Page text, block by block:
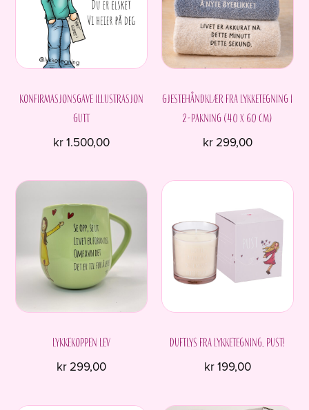
Konfirmasjonsgave Illustrasjon
Gutt
kr1.500,00
Gjestehåndklær fra Lykketegning i
2-pakning (40 x 60 cm)
kr299,00
produktet
flere
varianter.
Alternativene
kan
velges
på
Lykkekoppen LEV
kr 299,00
Duftlys fra Lykketegning. Pust!
kr199,00